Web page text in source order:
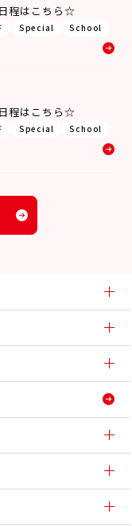
程はこちら☆
Special
School
程はこちら☆
Special
School